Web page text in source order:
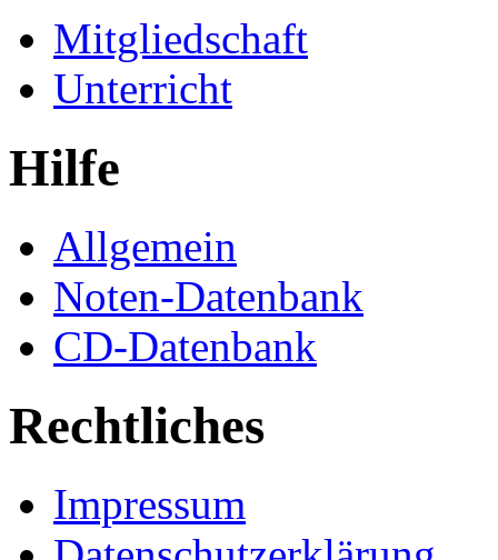
Mitgliedschaft
Unterricht
Hilfe
Allgemein
Noten-Datenbank
CD-Datenbank
Rechtliches
Impressum